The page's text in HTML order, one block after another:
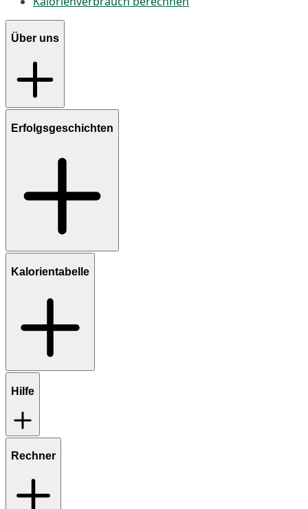
Über uns
Erfolgsgeschichten
Kalorientabelle
Hilfe
Rechner